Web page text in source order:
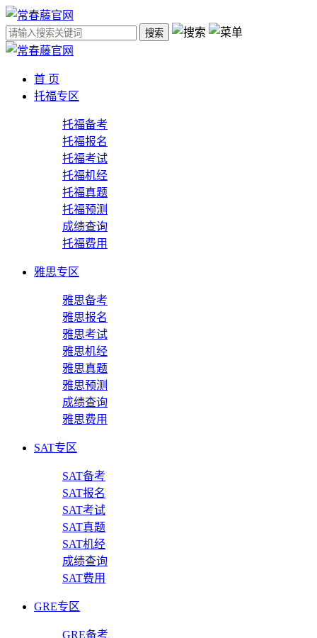
搜索
首 页
托福专区
托福备考
托福报名
托福考试
托福机经
托福真题
托福预测
成绩查询
托福费用
雅思专区
雅思备考
雅思报名
雅思考试
雅思机经
雅思真题
雅思预测
成绩查询
雅思费用
SAT专区
SAT备考
SAT报名
SAT考试
SAT真题
SAT机经
成绩查询
SAT费用
GRE专区
GRE备考